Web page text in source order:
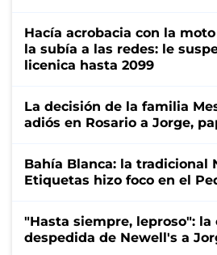
Hacía acrobacia con la
la subía a las redes: le
licenica hasta 2099
La decisión de la familia
adiós en Rosario a Jorge,
Bahía Blanca: la tradicional
Etiquetas hizo foco en el
"Hasta siempre, leproso": la
despedida de Newell's a